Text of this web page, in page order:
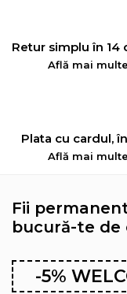
Retur simplu în 14
Află mai multe
Plata cu cardul,
Află mai multe
Fii
bucură-te de
-5%